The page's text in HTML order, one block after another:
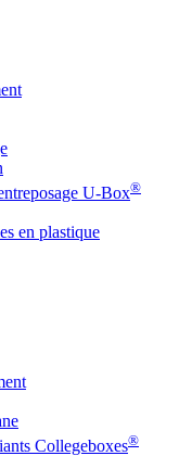
U-Box®
en plastique
Collegeboxes®